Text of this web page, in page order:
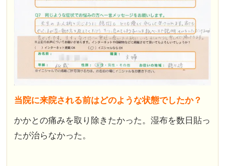
当院に来院される前はどのような状態でしたか？
かかとの痛みを取り除きたかった。湿布を数日貼っ
たが治らなかった。